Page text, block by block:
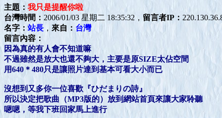
主題： 我只是提醒你啦
台灣時間： 2006/01/03 星期二 18:35:32， 留言者IP：
名字：站長 ， 來自： 台灣
留言內容：
因為真的有人會不知道嘛
不過雖然是放大也還不夠大，主要是原SIZE太佔空間
用640＊480只是讓照片達到基本可看大小而已
沒想到又多你一位喜歡『ひだまりの詩』
所以決定把歌曲（MP3版的）放到網站首頁來讓大家聆聽
嗯嗯，等我下班回家馬上進行